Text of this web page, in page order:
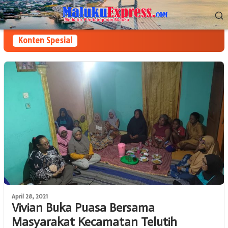
Loncat
ke
konten
Menu
Mobile
Konten Spesial
April 28, 2021
Vivian Buka Puasa Bersama
Masyarakat Kecamatan Telutih